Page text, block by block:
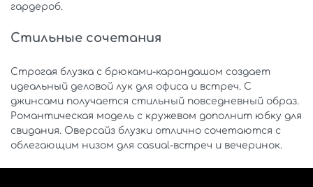
гардероб.
Стильные сочетания
Строгая блузка с брюками-карандашом создает
идеальный деловой лук для офиса и встреч. С
джинсами получается стильный повседневный образ.
Романтическая модель с кружевом дополнит юбку для
свидания. Оверсайз блузки отлично сочетаются с
облегающим низом для casual-встреч и вечеринок.